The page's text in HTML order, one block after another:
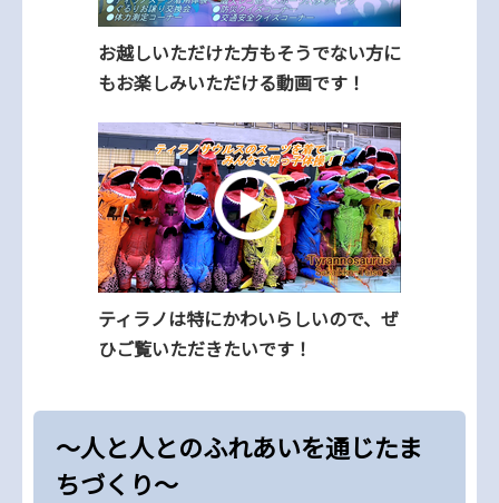
お越しいただけた方もそうでない方に
もお楽しみいただける動画です！
ティラノは特にかわいらしいので、ぜ
ひご覧いただきたいです！
〜⼈と⼈とのふれあいを通じたま
ちづくり〜